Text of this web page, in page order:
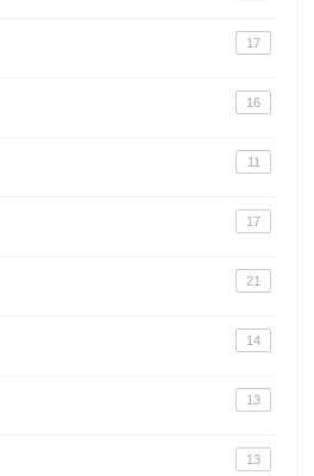
17
16
11
17
21
14
13
13